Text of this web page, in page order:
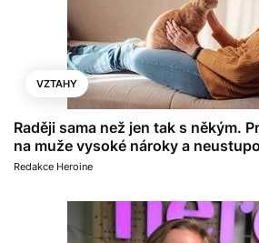
VZTAHY
Raději sama než jen tak s někým.
na muže vysoké nároky a
Redakce Heroine